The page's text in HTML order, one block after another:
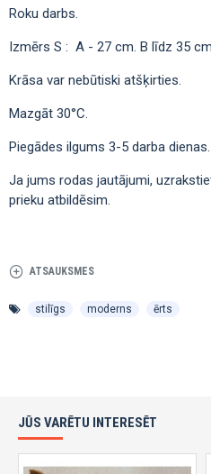
Roku darbs.
Izmērs S : A - 27 сm. В līdz 35
Krāsa var nebūtiski atšķirties.
Mazgāt 30°C.
Piegādes ilgums 3-5 darba dienas.
Ja jums rodas jautājumi,
prieku atbildēsim.
ATSAUKSMES
stilīgs moderns ērts
JŪS VARĒTU INTERESĒT